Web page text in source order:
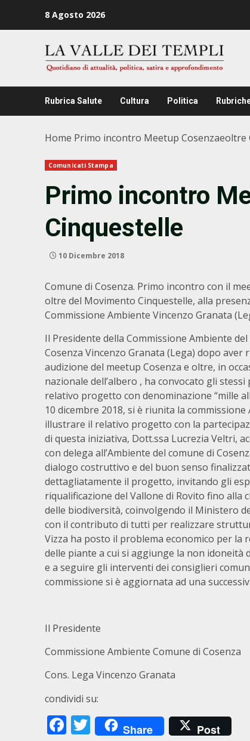
8 Agosto 2026
Rubrica Salute Cultura Politica
Home Primo incontro Meetup Cosenzaeoltre
Comunicati Stampa
Primo incontro
Cinquestelle
10 Dicembre 2018
Comune di Cosenza. Primo incontro con il
oltre del Movimento Cinquestelle, alla
Commissione Ambiente Vincenzo Granata
Il Presidente della Commissione Ambiente del
Cosenza Vincenzo Granata (Lega) dopo aver
audizione del meetup Cosenza e oltre, in
nazionale dell’albero , ha convocato gli
relativo progetto con denominazione “mille
10 dicembre 2018, si è riunita la
illustrare il relativo progetto con la
di questa iniziativa, Dott.ssa Lucrezia Veltri,
con delega all’Ambiente del comune di
dialogo costruttivo e del buon senso
dettagliatamente il progetto, invitando gli
riqualificazione del Vallone di Rovito fino
delle biodiversità, coinvolgendo il Ministero
con il contributo di tutti per realizzare
Vizza ha posto il problema economico per la
delle piante a cui si aggiunge la non idoneità
e a seguire gli interventi dei consiglieri
commissione si è aggiornata ad una
Il Presidente
Commissione Ambiente Comune di Cosenza
Cons. Lega Vincenzo Granata
condividi su:
Facebook
Twitter
Share Post